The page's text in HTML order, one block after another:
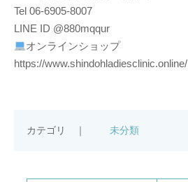
Tel 06-6905-8007
LINE ID @880mqqur
オンラインショップ
https://www.shindohladiesclinic.online/
カテゴリ ｜ 未分類